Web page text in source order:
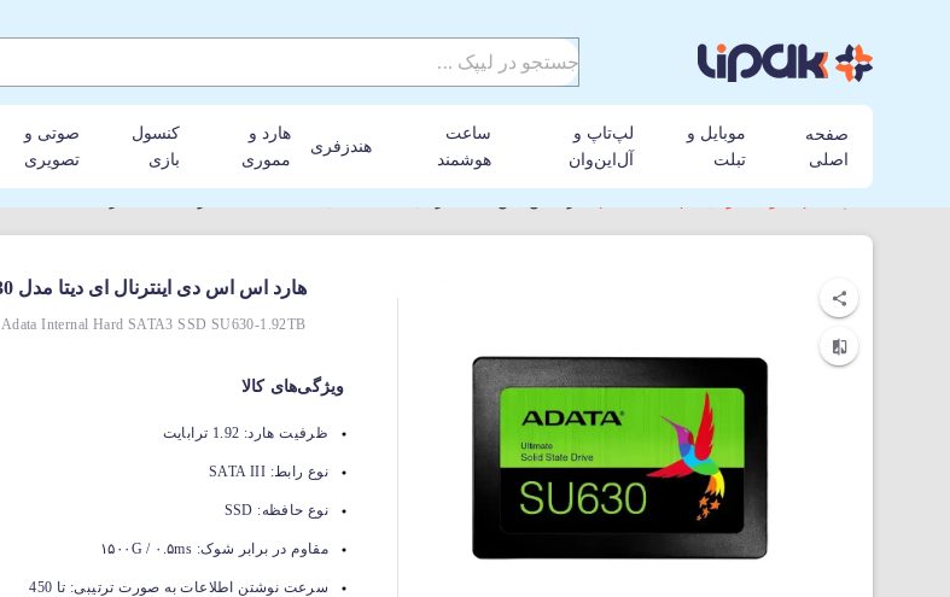
صفحه
اصلی
موبایل و
تبلت
لپ‌تاپ و
آل‌این‌وان
ساعت
هوشمند
هندزفری
هارد و
مموری
کنسول
بازی
صوتی و
تصویری
هارد اس اس دی اینترنال ای دیتا مدل Sata3 SU630 ظرفیت 1.92 ترابایت
Adata Internal Hard SATA3 SSD SU630-1.92TB
ویژگی‌های کالا
ظرفیت هارد: 1.92 ترابایت
نوع رابط: SATA III
نوع حافظه: SSD
مقاوم در برابر شوک: ۱۵۰۰G / ۰.۵ms
سرعت نوشتن اطلاعات به صورت ترتیبی:
تا 450